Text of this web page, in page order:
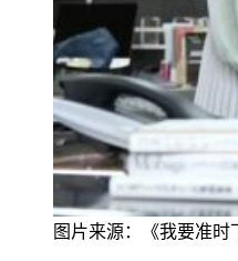
图片来源：《我要准时